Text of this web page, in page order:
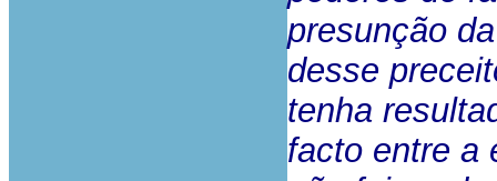
presunção
desse
tenha
facto entre a